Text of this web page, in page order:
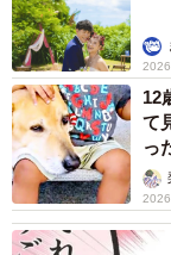
12
て
っ
「